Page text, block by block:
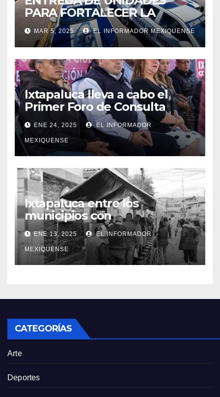
PARA FORTALECER LA
SEGURIDAD EN IXTAPALUCA
MAR 5, 2025 EL INFORMADOR MEXIQUENSE
Ixtapaluca lleva a cabo el
Primer Foro de Consulta
Ciudadana»
ENE 24, 2025 EL INFORMADOR
MEXIQUENSE
Ixtapaluca entre los
municipios con
tarifas bajas en el servicio de
agua potable
ENE 13, 2025 EL INFORMADOR
MEXIQUENSE
CATEGORÍAS
Arte
Deportes